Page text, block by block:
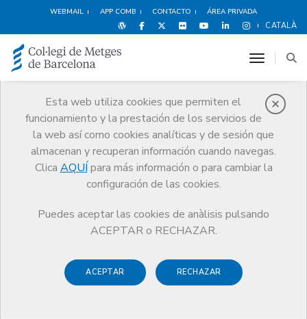
WEBMAIL APP COMB CONTACTO ÁREA PRIVADA
CATALÀ
Esta web utiliza cookies que permiten el
funcionamiento y la prestación de los servicios de
la web así como cookies analíticas y de sesión que
almacenan y recuperan información cuando navegas.
Clica AQUÍ para más información o para cambiar la
configuración de las cookies.
Puedes aceptar las cookies de anàlisis pulsando
ACEPTAR o RECHAZAR.
ACEPTAR RECHAZAR
toggle
Noticias
Comunicación
Noticias
RENTA 2015. Descarga la información de utilidad fiscal
4 ABRIL DE 2016
RENTA 2015. Descarga la